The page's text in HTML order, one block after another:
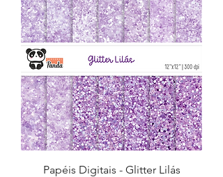
Papéis Digitais - Glitter Lilás